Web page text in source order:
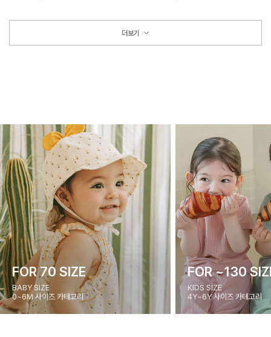
더보기
FOR 70 SIZE
BABY SIZE
0~6M 사이즈 카테고리
FOR ~130
KIDS SIZE
4Y~6Y 사이즈 카테고리